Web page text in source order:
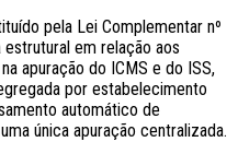
pela Lei Complementar nº
em relação aos
apuração do ICMS e do ISS,
por estabelecimento
automático de
única apuração centralizada.